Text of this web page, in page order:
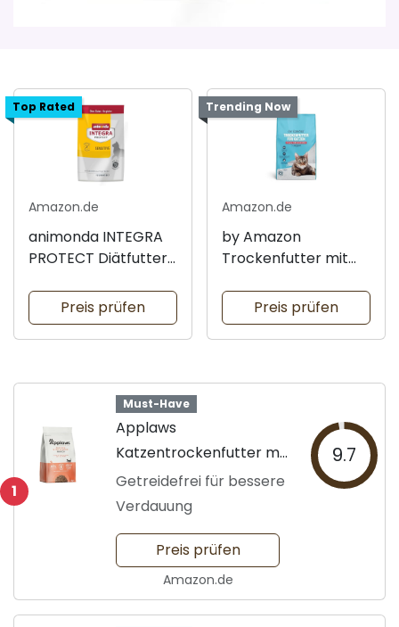
Top Rated
Amazon.de
animonda INTEGRA
PROTECT Diätfutter
Preis prüfen
Trending Now
Amazon.de
by Amazon
Trockenfutter mit
Preis prüfen
1
Must-Have
Applaws
Katzentrockenfutter mit
Huhn und Lachs
Getreidefrei für bessere
Verdauung
9.7
Preis prüfen
Amazon.de